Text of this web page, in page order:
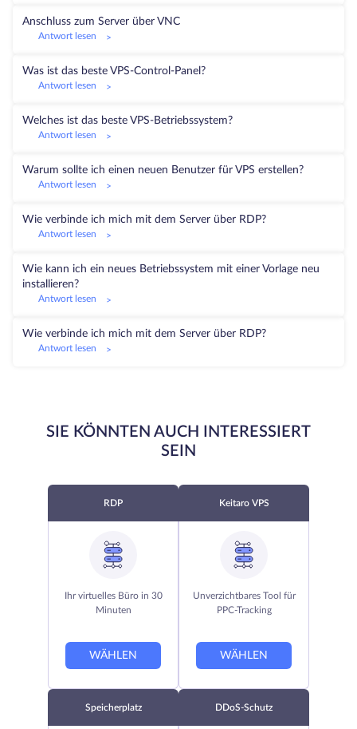
Anschluss zum Server über VNC
Antwort lesen >
Was ist das beste VPS-Control-Panel?
Antwort lesen >
Welches ist das beste VPS-Betriebssystem?
Antwort lesen >
Warum sollte ich einen neuen Benutzer für VPS erstellen?
Antwort lesen >
Wie verbinde ich mich mit dem Server über RDP?
Antwort lesen >
Wie kann ich ein neues Betriebssystem mit einer Vorlage neu
installieren?
Antwort lesen >
Wie verbinde ich mich mit dem Server über RDP?
Antwort lesen >
SIE KÖNNTEN AUCH INTERESSIERT
SEIN
RDP
Ihr virtuelles Büro in 30
Minuten
WÄHLEN
Keitaro VPS
Unverzichtbares Tool für
PPC-Tracking
WÄHLEN
Speicherplatz DDoS-Schutz